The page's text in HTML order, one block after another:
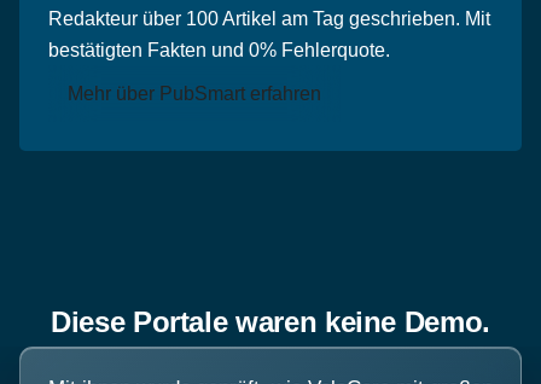
Redakteur über 100 Artikel am Tag geschrieben. Mit
bestätigten Fakten und 0% Fehlerquote.
Mehr über PubSmart erfahren
Diese Portale waren keine Demo.